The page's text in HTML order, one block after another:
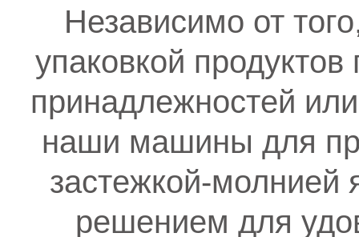
Независимо от
упаковкой
принадлежностей
наши машины для
застежкой-
решением для